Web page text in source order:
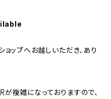
ップへお越しいただき、あり
複雑になっておりますので、